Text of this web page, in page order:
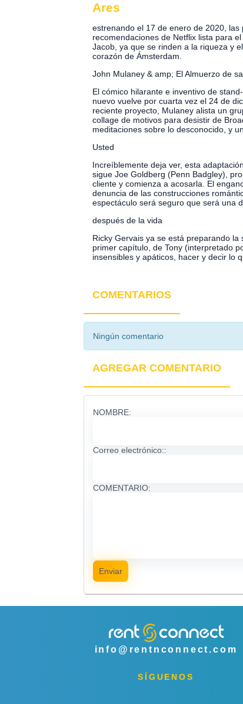
Ares
estrenando el 17 de enero de 2020,
recomendaciones de Netflix lista para
Jacob, ya que se rinden a la riqueza y
corazón de Ámsterdam.
John Mulaney & amp; El Almuerzo de
El cómico hilarante e inventivo de
nuevo vuelve por cuarta vez el 24 de
reciente proyecto, Mulaney alista un
collage de motivos para desistir de
meditaciones sobre lo desconocido, y
Usted
Increíblemente deja ver, esta
sigue Joe Goldberg (Penn Badgley),
cliente y comienza a acosarla. El
denuncia de las construcciones
espectáculo será seguro que será una
después de la vida
Ricky Gervais ya se está preparando
primer capítulo, de Tony (interpretado
insensibles y apáticos, hacer y decir lo
COMENTARIOS
Ningún comentario
AGREGAR COMENTARIO
NOMBRE:
Correo electrónico::
COMENTARIO:
Enviar
info@rentnconnect.com
SÍGUENOS